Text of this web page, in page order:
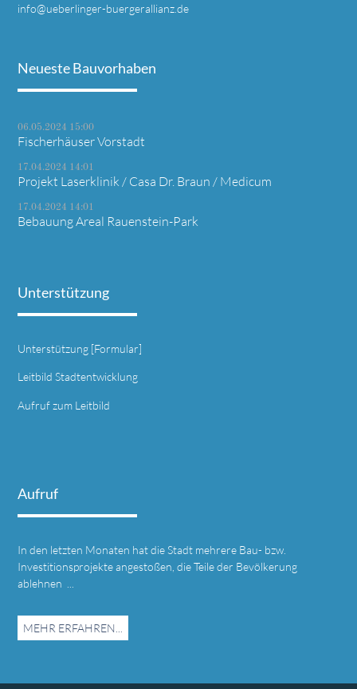
info@ueberlinger-buergerallianz.de
Neueste Bauvorhaben
06.05.2024 15:00
Fischerhäuser Vorstadt
17.04.2024 14:01
Projekt Laserklinik / Casa Dr. Braun / Medicum
17.04.2024 14:01
Bebauung Areal Rauenstein-Park
Unterstützung
Unterstützung [Formular]
Leitbild Stadtentwicklung
Aufruf zum Leitbild
Aufruf
In den letzten Monaten hat die Stadt mehrere Bau- bzw.
Investitionsprojekte angestoßen, die Teile der Bevölkerung
ablehnen ...
MEHR ERFAHREN...